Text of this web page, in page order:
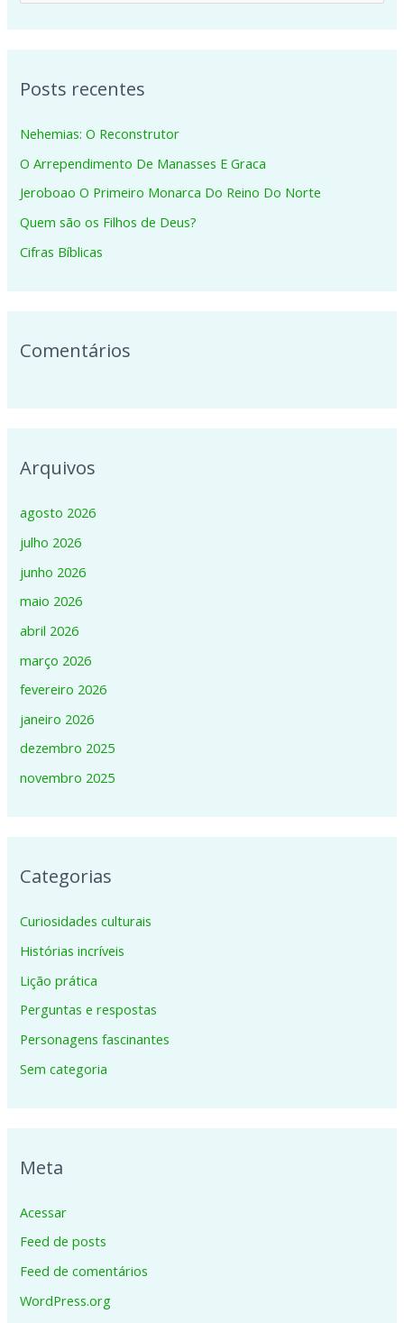
e
u
s
a
r
p
o
Posts recentes
Nehemias: O Reconstrutor
O Arrependimento De Manasses E Graca
Jeroboao O Primeiro Monarca Do Reino Do Norte
Quem são os Filhos de Deus?
Cifras Bíblicas
Comentários
Arquivos
agosto 2026
julho 2026
junho 2026
maio 2026
abril 2026
março 2026
fevereiro 2026
janeiro 2026
dezembro 2025
novembro 2025
Categorias
Curiosidades culturais
Histórias incríveis
Lição prática
Perguntas e respostas
Personagens fascinantes
Sem categoria
Meta
Acessar
Feed de posts
Feed de comentários
WordPress.org